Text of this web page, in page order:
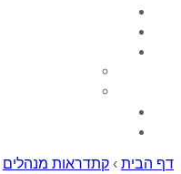
דף הבית › קתדראות מנהלים